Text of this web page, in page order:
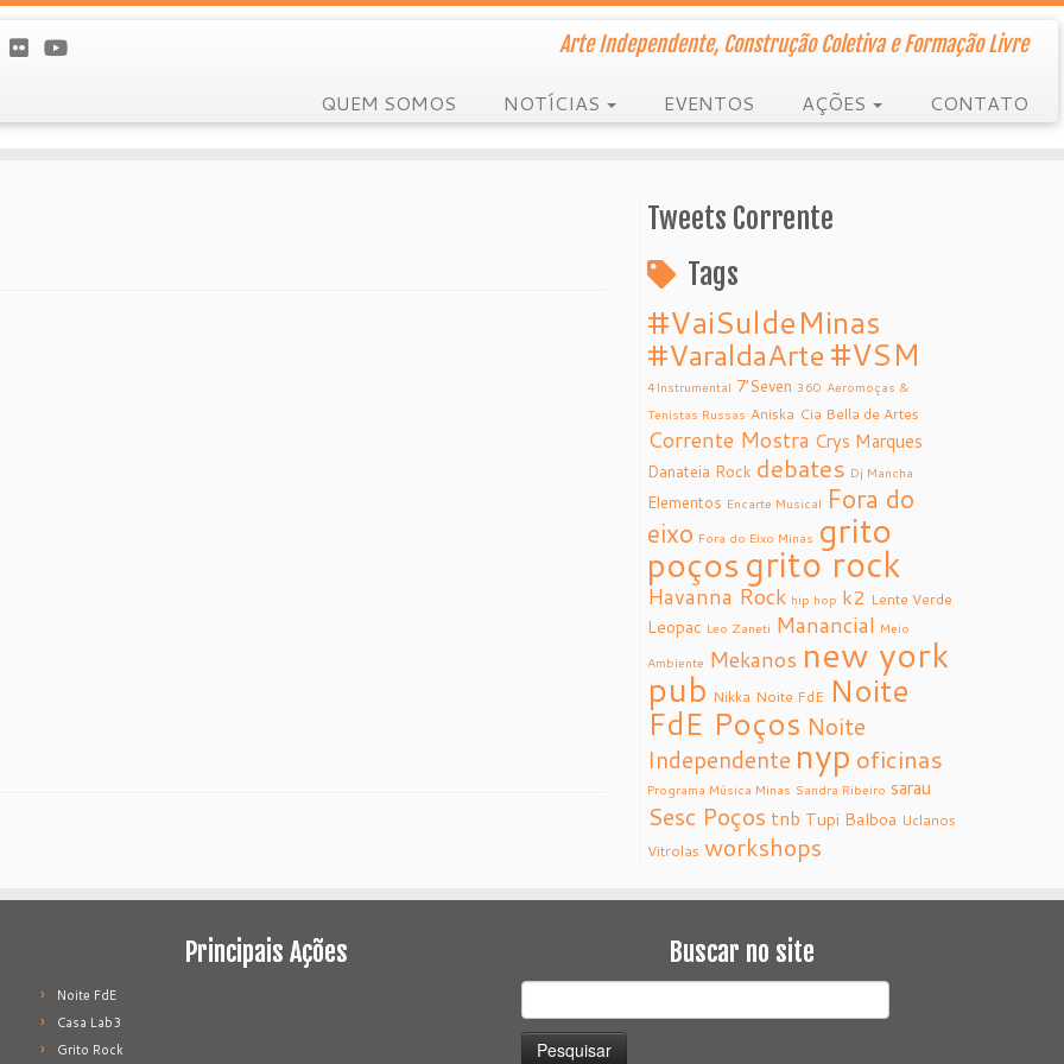
Arte Independente, Construção Coletiva e Formação Livre
QUEM SOMOS NOTÍCIAS EVENTOS AÇÕES CONTATO
Tweets Corrente
Tags
#VaiSuldeMinas
#VaraldaArte #VSM
4Instrumental 7’Seven 360 Aeromoças &
Tenistas Russas Aniska Cia Bella de Artes
Corrente Mostra Crys Marques
Danateia Rock debates Dj Mancha
Elementos Encarte Musical Fora do
eixo Fora do Eixo Minas grito
poçosgrito rock
Havanna Rock hip hop k2 Lente Verde
Leopac Leo Zaneti Manancial Meio
Ambiente Mekanos new york
pub Nikka Noite FdE Noite
FdE Poços Noite
Independente nyp oficinas
Programa Música Minas Sandra Ribeiro sarau
Sesc Poços tnb Tupi Balboa Uclanos
Vitrolas workshops
Principais Ações
Noite FdE
Casa Lab3
Grito Rock
Buscar no site
por: